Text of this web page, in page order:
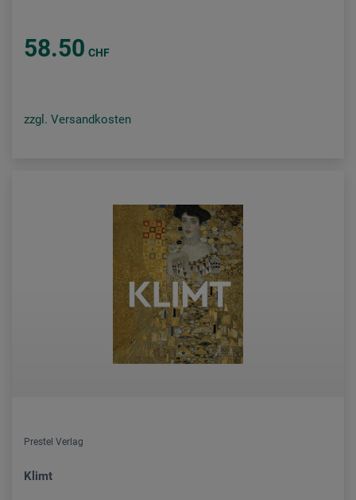
58.50 CHF
zzgl. Versandkosten
Prestel Verlag
Klimt